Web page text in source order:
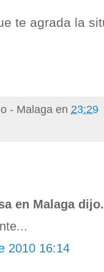
te agrada la
- Malaga en 23:29
en Malaga
2010 16:14